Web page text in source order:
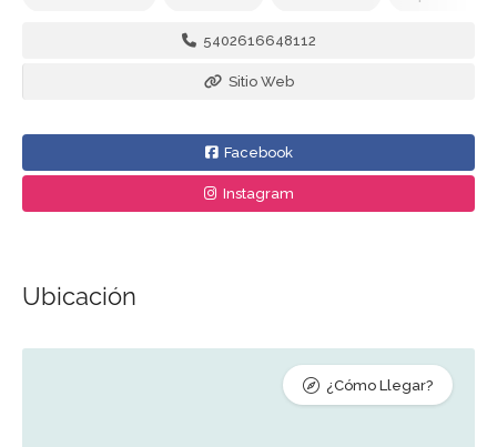
5402616648112
Sitio Web
Facebook
Instagram
Ubicación
¿Cómo Llegar?